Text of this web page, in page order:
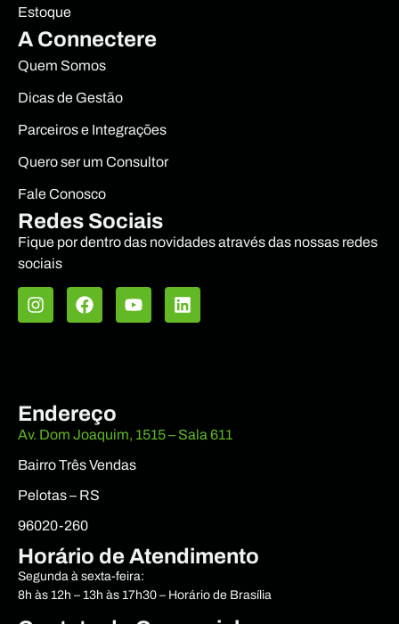
Estoque
A Connectere
Quem Somos
Dicas de Gestão
Parceiros e Integrações
Quero ser um Consultor
Fale Conosco
Redes Sociais
Fique por dentro das novidades através das nossas redes
sociais
Endereço
Av. Dom Joaquim, 1515 – Sala 611
Bairro Três Vendas
Pelotas – RS
96020-260
Horário de Atendimento
Segunda à sexta-feira:
8h às 12h – 13h às 17h30 – Horário de Brasília